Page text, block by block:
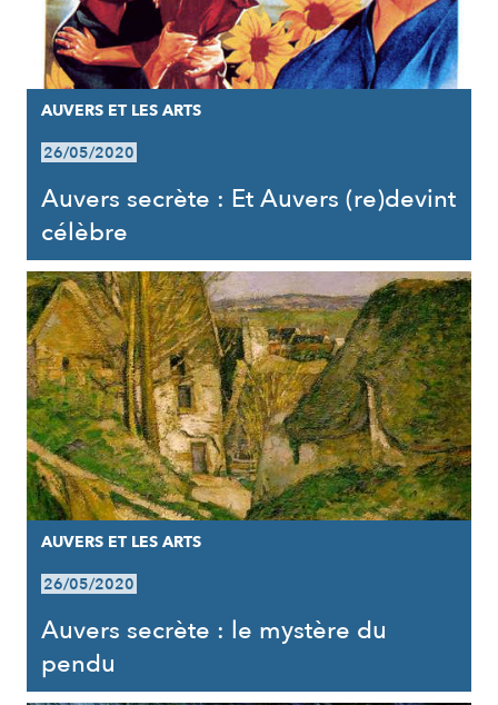
AUVERS ET LES ARTS
26/05/2020
Auvers secrète : Et Auvers (re)devint
célèbre
AUVERS ET LES ARTS
26/05/2020
Auvers secrète : le mystère du
pendu